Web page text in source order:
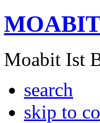
Moabit Ist
search
skip to